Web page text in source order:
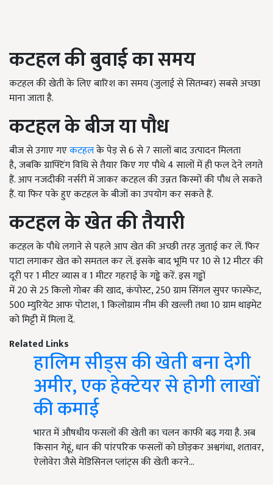
कटहल की बुवाई का समय
कटहल की खेती के लिए बारिश का समय (जुलाई से सितम्बर) सबसे अच्छा
माना जाता है.
कटहलके बीज या पौध
बीज से उगाए गएकटहलके पेड़ से 6 से 7 सालों बाद उत्पादन मिलता
है, जबकि ग्राफ्टिंग विधि से तैयार किए गए पौधे 4 सालों में ही फल देने लगते
हैं. आप नजदीकी नर्सरी में जाकर कटहल की उन्नत किस्मों की पौध ले सकते
हैं. या फिर पके हुए कटहल के बीजों का उपयोग कर सकते हैं.
कटहलके खेत की तैयारी
कटहल के पौधे लगाने से पहले आप खेत की अच्छी तरह जुताई कर लें. फिर
पाटा लगाकर खेत को समतल कर लें. इसके बाद भूमि पर 10 से 12 मीटर की
दूरी पर 1 मीटर व्यास व 1 मीटर गहराई के गड्ढे करें. इस गड्ढों
में 20 से 25 किलो गोबर की खाद, कंपोस्ट, 250 ग्राम सिंगल सुपर फास्फेट,
500 म्युरियेट आफ पोटाश, 1 किलोग्राम नीम की खल्ली तथा 10 ग्राम थाइमेट
को मिट्टी में मिला दें.
Related Links
हालिम सीड्स की खेती बना देगी
अमीर, एक हेक्टेयर से होगी लाखों
की कमाई
भारत में औषधीय फसलों की खेती का चलन काफी बढ़ गया है. अब
किसान गेहूं, धान की पांरपरिक फसलों को छोड़कर अश्वगंधा, शतावर,
ऐलोवेरा जैसे मेडिसिनल प्लांट्स की खेती करने…